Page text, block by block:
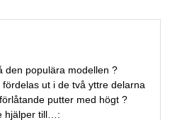
den populära modellen ?
ut i de två yttre delarna
putter med högt ?
hjälper till…: